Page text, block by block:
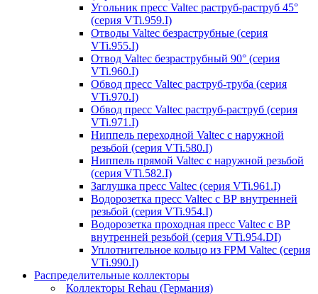
Угольник пресс Valtec раструб-раструб 45°
(серия VTi.959.I)
Отводы Valtec безраструбные (серия
VTi.955.I)
Отвод Valtec безраструбный 90° (серия
VTi.960.I)
Обвод пресс Valtec раструб-труба (серия
VTi.970.I)
Обвод пресс Valtec раструб-раструб (серия
VTi.971.I)
Ниппель переходной Valtec с наружной
резьбой (серия VTi.580.I)
Ниппель прямой Valtec с наружной резьбой
(серия VTi.582.I)
Заглушка пресс Valtec (серия VTi.961.I)
Водорозетка пресс Valtec с ВР внутренней
резьбой (серия VTi.954.I)
Водорозетка проходная пресс Valtec с ВР
внутренней резьбой (серия VTi.954.DI)
Уплотнительное кольцо из FPM Valtec (серия
VTi.990.I)
Распределительные коллекторы
Коллекторы Rehau (Германия)